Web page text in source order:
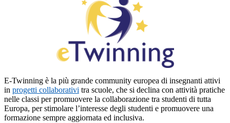
E-Twinning è la più grande community europea di insegnanti attivi
in progetti collaborativi tra scuole, che si declina con attività pratiche
nelle classi per promuovere la collaborazione tra studenti di tutta
Europa, per stimolare l’interesse degli studenti e promuovere una
formazione sempre aggiornata ed inclusiva.